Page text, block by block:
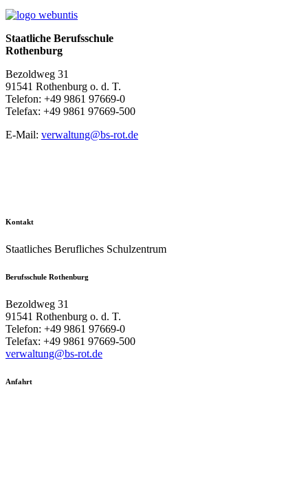
Staatliche Berufsschule
Rothenburg
Bezoldweg 31
91541 Rothenburg o. d. T.
Telefon: +49 9861 97669-0
Telefax: +49 9861 97669-500
E-Mail: verwaltung@bs-rot.de
Kontakt
Staatliches Berufliches Schulzentrum
Berufsschule Rothenburg
Bezoldweg 31
91541 Rothenburg o. d. T.
Telefon: +49 9861 97669-0
Telefax: +49 9861 97669-500
verwaltung@bs-rot.de
Anfahrt